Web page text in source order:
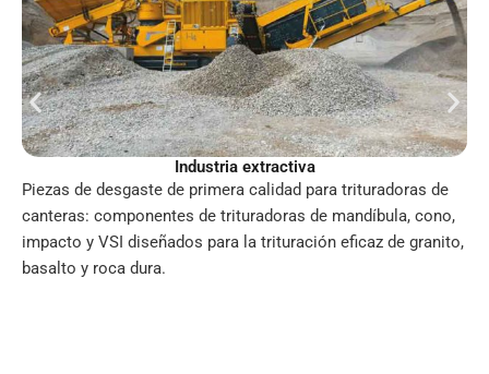
Industria extractiva
Piezas de desgaste de primera calidad para trituradoras de
canteras: componentes de trituradoras de mandíbula, cono,
impacto y VSI diseñados para la trituración eficaz de granito,
basalto y roca dura.